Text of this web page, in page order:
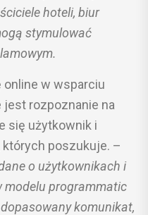
hoteli, biur
stymulować
w wsparciu
rozpoznanie na
się użytkownik i
poszukuje. –
o użytkownikach i
modelu programmatic
komunikat,